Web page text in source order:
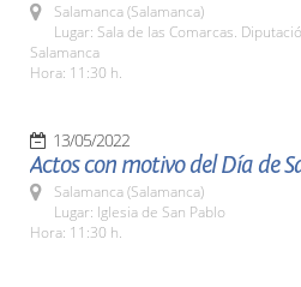
Salamanca (Salamanca)
Lugar: Sala de las Comarcas.
Salamanca
Hora: 11:30 h.
13/05/2022
Actos con motivo del Día de
Salamanca (Salamanca)
Lugar: Iglesia de San Pablo
Hora: 11:30 h.